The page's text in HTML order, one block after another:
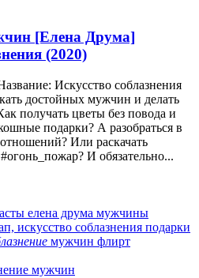
[Елена Друма]
(2020)
Искусство соблазнения
достойных мужчин и делать
получать цветы без повода и
подарки? А разобраться в
Или раскачать
И обязательно...
елена друма мужчины
искусство соблазнения подарки
мужчин флирт
мужчин